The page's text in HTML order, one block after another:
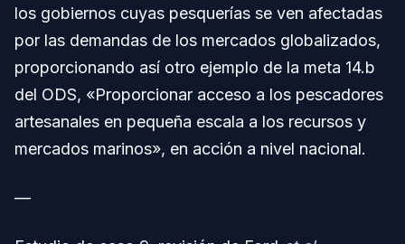
los gobiernos cuyas pesquerías se ven afectadas
por las demandas de los mercados globalizados,
proporcionando así otro ejemplo de la meta 14.b
del ODS, «Proporcionar acceso a los pescadores
artesanales en pequeña escala a los recursos y
mercados marinos», en acción a nivel nacional.
—